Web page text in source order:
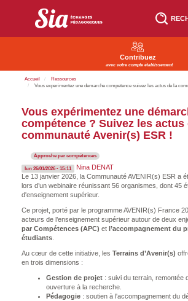
Contribuez
avec votre compte établissement
A
Accueil
Ressources
Vous experimentez une demarche competence suivez les actus de la
Titre
Vous expérimentez une
compétence ? Suivez les actus
communauté Avenir(s) ESR !
Approche par compétences
lun 26/01/2026 - 15:11
Nina DENAT
Le 13 janvier 2026, la Communauté AVENIR(s) ESR a
lors d’un webinaire réunissant 56 organismes, dont 45
d'enseignement supérieur.
Ce projet, porté par le programme AVENIR(s) France
acteurs de l’enseignement supérieur autour de deux
par Compétences (APC) et l’accompagnement du
étudiants.
Au cœur de cette initiative, les Terrains d’Avenir(s)
en trois dimensions :
Gestion de projet : suivi du terrain, remontée
ouverture à la recherche.
Pédagogie : soutien à l'accompagnement du